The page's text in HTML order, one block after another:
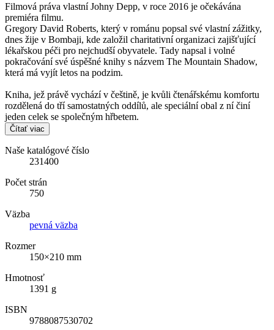
Filmová práva vlastní Johny Depp, v roce 2016 je očekávána
premiéra filmu.
Gregory David Roberts, který v románu popsal své vlastní zážitky,
dnes žije v Bombaji, kde založil charitativní organizaci zajišťující
lékařskou péči pro nejchudší obyvatele. Tady napsal i volné
pokračování své úspěšné knihy s názvem The Mountain Shadow,
která má vyjít letos na podzim.
Kniha, jež právě vychází v češtině, je kvůli čtenářskému komfortu
rozdělená do tří samostatných oddílů, ale speciální obal z ní činí
jeden celek se společným hřbetem.
Čítať viac
Naše katalógové číslo
231400
Počet strán
750
Väzba
pevná väzba
Rozmer
150×210 mm
Hmotnosť
1391 g
ISBN
9788087530702